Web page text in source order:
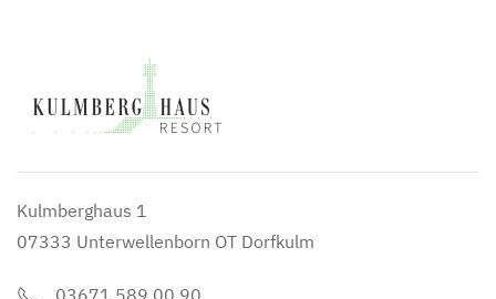
Kulmberghaus 1
07333 Unterwellenborn OT Dorfkulm
03671 589 00 90